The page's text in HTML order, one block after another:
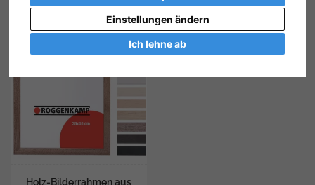
Ich lehne ab
Einstellungen ändern
Holz-Bilderrahmen aus